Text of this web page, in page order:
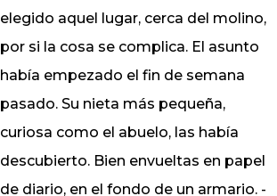
elegido aquel lugar, cerca del molino,
por si la cosa se complica. El asunto
había empezado el fin de semana
pasado. Su nieta más pequeña,
curiosa como el abuelo, las había
descubierto. Bien envueltas en papel
de diario, en el fondo de un armario. -